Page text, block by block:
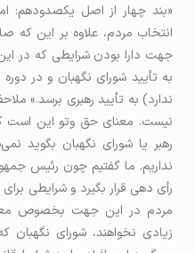
«بند چهار از اصل
انتخاب مردم، علاوه بر این که
جهت دارا بودن شرایطی که در این
به تأیید شورای نگهبان و در
ندارد) به تأیید رهبری برسد.»
نیست. معنای حق وتو این است
رهبر یا شورای نگهبان بگوید
نداریم. ما گفتیم چون رئیس
رأی دهی قرار بگیرد و شرایطی
مردم در این جهت بخصوص
زیادی نخواهند، شورای